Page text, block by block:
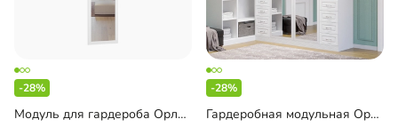
-28%
Модуль для гардероба Орлеан-13
-28%
Гардеробная модульная Орлеан-1